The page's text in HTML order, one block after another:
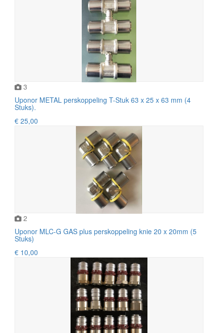
3
Uponor METAL perskoppeling T-Stuk 63 x 25 x 63 mm (4
Stuks).
€ 25,00
2
Uponor MLC-G GAS plus perskoppeling knie 20 x 20mm (5
Stuks)
€ 10,00